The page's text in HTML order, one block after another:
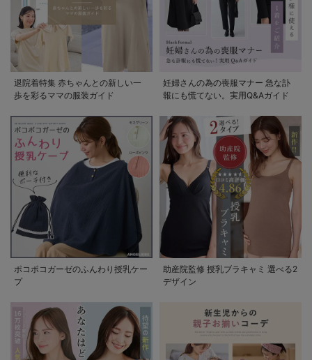
退院着特集 赤ちゃんとの新しい一
歩を彩るママの服装ガイド
妊婦さんの為の喪服マナー 急な訃
報にも慌てない。実用Q&Aガイド
ポコポコガーゼのふんわり授乳ケー
プ
助産院監修 授乳ブラキャミ 選べる2
デザイン